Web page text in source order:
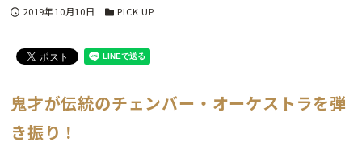
投稿日
2019年10月10日 カテゴリー
PICK UP
鬼才が伝統のチェンバー・オーケストラを弾
き振り！